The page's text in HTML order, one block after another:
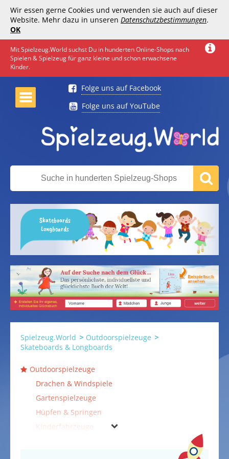
Wir essen gerne Cookies und verwenden sie auch auf dieser
Website. Mehr dazu in unseren Datenschutzbestimmungen.
OK
Mit Spielzeug.World suchst Du in hunderten Online-Shops nach
Spielen & Spielzeug für ganz kleine und schon erwachsene
Kinder.
Folge uns auf Facebook
Folge uns auf YouTube
Skateboards
Longboards
Spielzeug.World
Outdoorspielzeuge
Skateboards & Longboards
Outdoorspielzeuge
Drachen & Windspiele
Gartenspielzeuge
Hüpfen & Springen
Kinderfahrzeuge